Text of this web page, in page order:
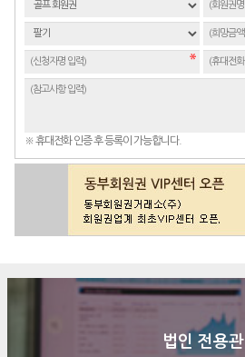
※ 휴대전화 인증 후 등록이 가능합니다.
법인 전용관